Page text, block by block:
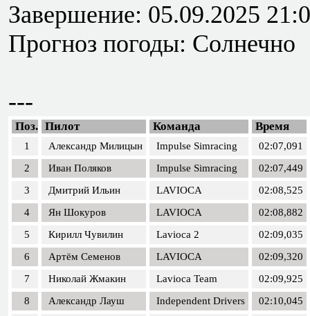
Завершение: 05.09.2025
Прогноз погоды: Солнечно
---
Поз. Пилот Команда Время
1 Александр Милицын Impulse Simracing
02:07,091
2
Иван Поляков Impulse Simracing
02:07,449
3
Дмитрий Ильин LAVIOCA
02:08,525
4
Ян Шокуров LAVIOCA
02:08,882
5
Кирилл Чувилин Lavioca 2
02:09,035
6
Артём Семенов LAVIOCA
02:09,320
7
Николай Жмакин Lavioca Team
02:09,925
8
Александр Лауш Independent Drivers
02:10,045